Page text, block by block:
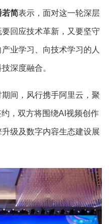
若简表示，面对这一轮深层
回应技术革新，又要坚守
业学习、向技术学习的人
深度融合。
间，风行携手阿里云，聚
，双方将围绕AI视频创作
级及数字内容生态建设展